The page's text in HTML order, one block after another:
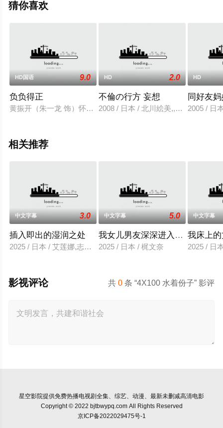
关信息可移步至豆瓣电影、电视猫或剧情网等平台了解。
猜你喜欢
HD国语 9.0
负负得正
黄振开（朱一龙 饰）怀疑自己正活在一部电影里，他什么也改
HD 2.0
不倫の行方 妄想
2008 / 日本 / 北川絵美,,夏目今日子
HD
同好友
2005 / 日
相关推荐
中文字幕 3.0
插入即出的湿润之处
2025 / 日本 / 艾莲娜,志美健
中文字幕 5.0
我女儿男友深深进入我的身体
2025 / 日本 / 梶文奈
中文字幕
我床上
2025 / 日
共0 条 “4X100 水着份子” 影评
影视评论
星空影院提供免费热播电视剧全集、综艺、动漫、最新未删减高清电影
Copyright © 2022 bjtbwypq.com All Rights Reserved
京ICP备2022029475号-1